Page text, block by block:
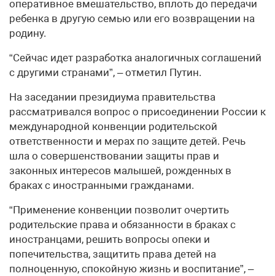
оперативное вмешательство, вплоть до передачи
ребенка в другую семью или его возвращении на
родину.
“Сейчас идет разработка аналогичных соглашений
с другими странами”, – отметил Путин.
На заседании президиума правительства
рассматривался вопрос о присоединении России к
международной конвенции родительской
ответственности и мерах по защите детей. Речь
шла о совершенствовании защиты прав и
законных интересов малышей, рожденных в
браках с иностранными гражданами.
“Применение конвенции позволит очертить
родительские права и обязанности в браках с
иностранцами, решить вопросы опеки и
попечительства, защитить права детей на
полноценную, спокойную жизнь и воспитание”, –